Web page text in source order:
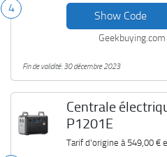
4
Show Code
Geekbuying.com
Fin de validité: 30 décembre 2023
Centrale
P1201E
Tarif d'origine à 549,00 €